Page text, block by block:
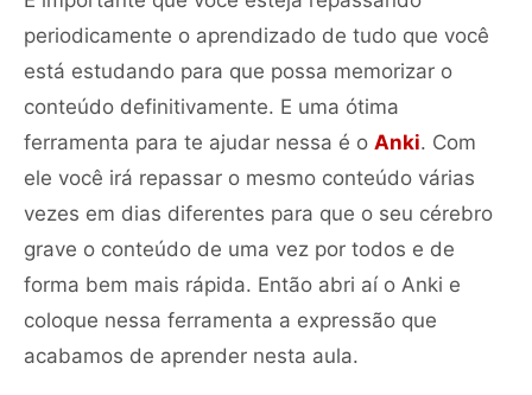
periodicamente o aprendizado de tudo que você
está estudando para que possa memorizar o
conteúdo definitivamente. E uma ótima
ferramenta para te ajudar nessa é o Anki. Com
ele você irá repassar o mesmo conteúdo várias
vezes em dias diferentes para que o seu cérebro
grave o conteúdo de uma vez por todos e de
forma bem mais rápida. Então abri aí o Anki e
coloque nessa ferramenta a expressão que
acabamos de aprender nesta aula.